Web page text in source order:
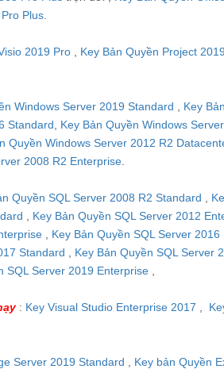
Plus
2019 Pro Key Bản Quyền Project
Windows Server 2019 Standard
Key
Standard
Key Bản Quyền Windows
Quyền Windows Server 2012 R2
2008 R2 Enterprise
Quyền SQL Server 2008 R2 Standard
Key Bản Quyền SQL Server 2012
Key Bản Quyền SQL Server 2016
Standard
Key Bản Quyền SQL Server
SQL Server 2019 Enterprise
: Key Visual Studio Enterprise 2017
Server 2019 Standard
Key bản Quyền